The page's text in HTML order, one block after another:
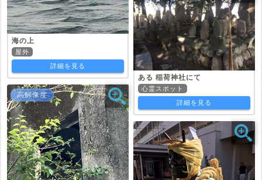
海の上
屋外
詳細を見る
高解像度
ある 稲荷神社にて
心霊スポット
詳細を見る